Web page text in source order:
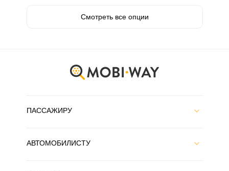
Смотреть все опции
ПАССАЖИРУ
АВТОМОБИЛИСТУ